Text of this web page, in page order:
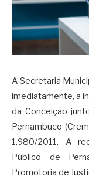
A Secretaria
imediatamente, a
da Conceição
Pernambuco
1.980/2011. A
Público de
Promotoria de